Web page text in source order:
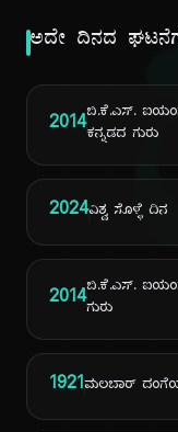
ಅದೇ ದಿನದ
2014ಬಿ.ಕೆ.ಎಸ್.
ಕನ್ನಡದ ಗುರು
2024ವಿಶ್ವ ಸೊಳ್ಳೆ ದಿನ
2014ಬಿ.ಕೆ.ಎಸ್.
ಗುರು
1921ಮಲಬಾರ್